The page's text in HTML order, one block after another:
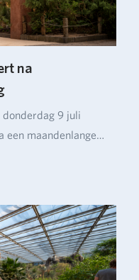
na
donderdag 9 juli
maandenlange